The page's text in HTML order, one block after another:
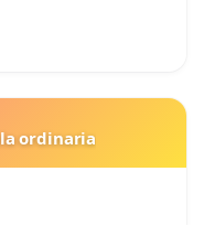
ordinaria